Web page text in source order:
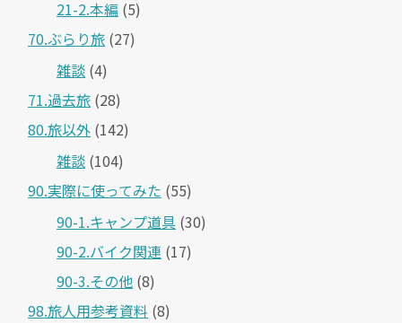
21-2.本編 (5)
70.ぶらり旅 (27)
雑談 (4)
71.過去旅 (28)
80.旅以外 (142)
雑談 (104)
90.実際に使ってみた (55)
90-1.キャンプ道具 (30)
90-2.バイク関連 (17)
90-3.その他 (8)
98.旅人用参考資料 (8)